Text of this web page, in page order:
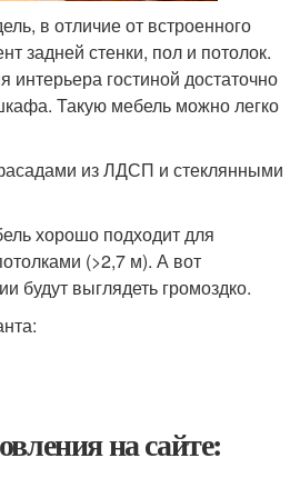
в отличие от встроенного
задней стенки, пол и потолок.
интерьера гостиной достаточно
Такую мебель можно легко
из ЛДСП и стеклянными
хорошо подходит для
(>2,7 м). А вот
будут выглядеть громоздко.
на сайте: